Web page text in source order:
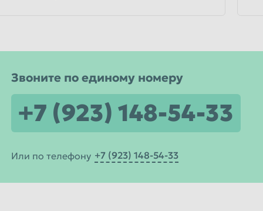
Звоните по единому номеру
+7 (923) 148-54-33
Или по телефону +7 (923) 148-54-33